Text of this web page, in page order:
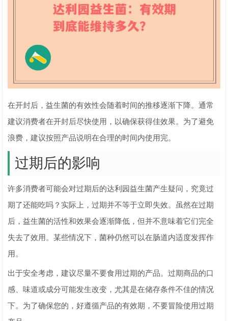
在开封后，益生菌的有效性会随着时间的推移逐渐下降。通常
建议消费者在开封后尽快使用，以确保获得佳效果。为了避免
浪费，建议按照产品说明在合理的时间内使用完。
过期后的影响
许多消费者可能会对过期后的达利园益生菌产生疑问，究竟过
期了还能吃吗？实际上，过期并不等于立即失效。虽然在过期
后，益生菌的活性和效果会逐渐降低，但并不意味着它们完全
失去了效用。某些情况下，菌种仍然可以在肠道内适度发挥作
用。
出于安全考虑，建议尽量不要食用过期的产品。过期商品的口
感、味道或成分可能发生改变，尤其是在储存条件不佳的情况
下。为了确保您的，好遵循产品的有效期，不要冒险使用过期